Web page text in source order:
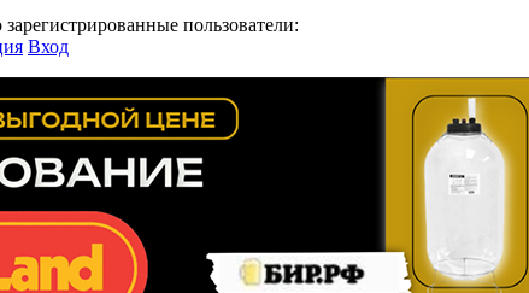
пользователи:
Вход